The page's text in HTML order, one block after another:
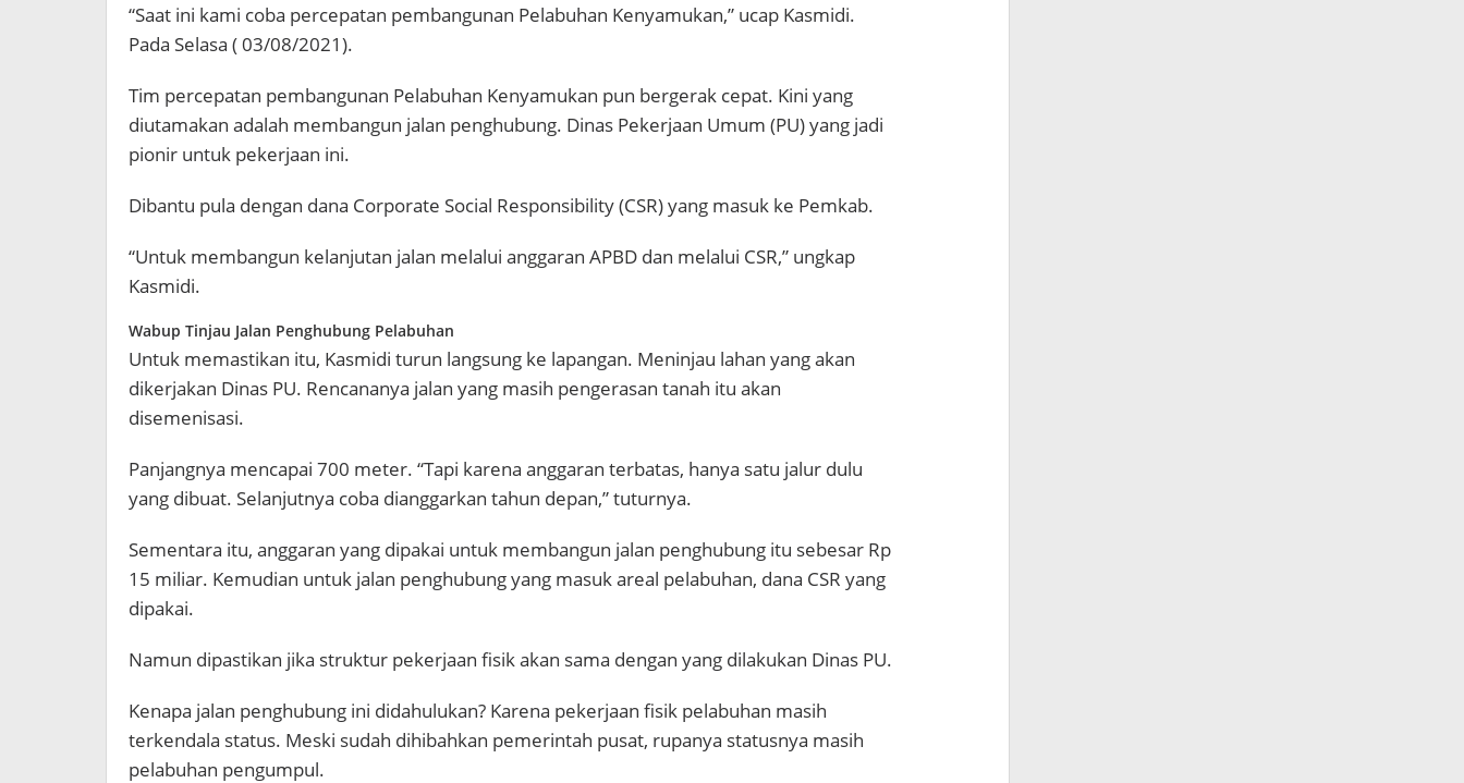
“Saat ini kami coba percepatan pembangunan Pelabuhan Kenyamukan,” ucap Kasmidi.
Pada Selasa ( 03/08/2021).
Tim percepatan pembangunan Pelabuhan Kenyamukan pun bergerak cepat. Kini yang
diutamakan adalah membangun jalan penghubung. Dinas Pekerjaan Umum (PU) yang jadi
pionir untuk pekerjaan ini.
Dibantu pula dengan dana Corporate Social Responsibility (CSR) yang masuk ke Pemkab.
“Untuk membangun kelanjutan jalan melalui anggaran APBD dan melalui CSR,” ungkap
Kasmidi.
Wabup Tinjau Jalan Penghubung Pelabuhan
Untuk memastikan itu, Kasmidi turun langsung ke lapangan. Meninjau lahan yang akan
dikerjakan Dinas PU. Rencananya jalan yang masih pengerasan tanah itu akan
disemenisasi.
Panjangnya mencapai 700 meter. “Tapi karena anggaran terbatas, hanya satu jalur dulu
yang dibuat. Selanjutnya coba dianggarkan tahun depan,” tuturnya.
Sementara itu, anggaran yang dipakai untuk membangun jalan penghubung itu sebesar Rp
15 miliar. Kemudian untuk jalan penghubung yang masuk areal pelabuhan, dana CSR yang
dipakai.
Namun dipastikan jika struktur pekerjaan fisik akan sama dengan yang dilakukan Dinas PU.
Kenapa jalan penghubung ini didahulukan? Karena pekerjaan fisik pelabuhan masih
terkendala status. Meski sudah dihibahkan pemerintah pusat, rupanya statusnya masih
pelabuhan pengumpul.